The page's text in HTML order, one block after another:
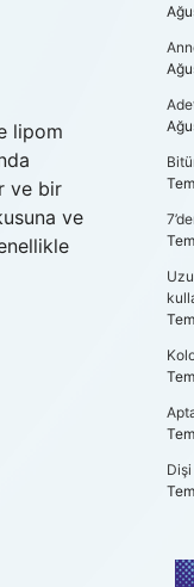
lipom
ve bir
ve